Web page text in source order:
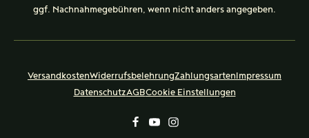
ggf. Nachnahmegebühren, wenn nicht anders angegeben.
VersandkostenWiderrufsbelehrungZahlungsartenImpressum
DatenschutzAGBCookie Einstellungen